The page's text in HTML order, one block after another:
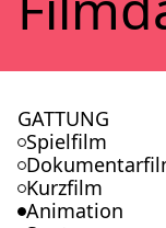
GATTUNG
Spielfilm
Kurzfilm
Animation